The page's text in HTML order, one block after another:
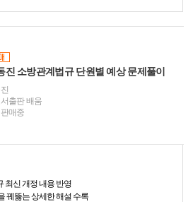
진 소방관계법규 단원별 예상 문제풀이
출판 배움
매중
최신 개정 내용 반영
꿰뚫는 상세한 해설 수록